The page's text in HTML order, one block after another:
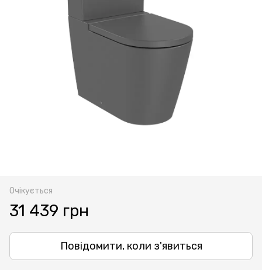
Очікується
31 439 грн
Повідомити, коли з'явиться